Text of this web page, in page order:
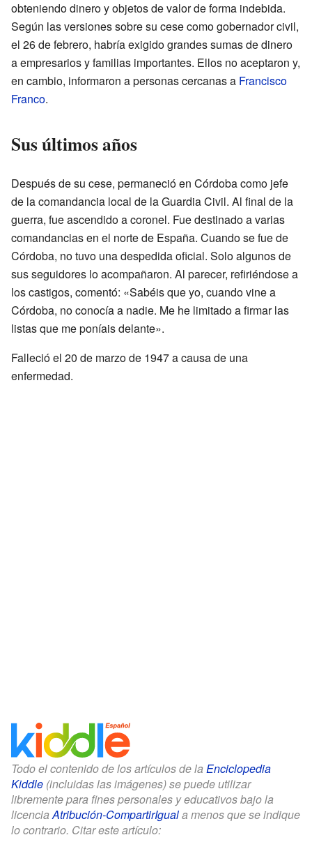
obteniendo dinero y objetos de valor de forma indebida.
Según las versiones sobre su cese como gobernador civil,
el 26 de febrero, habría exigido grandes sumas de dinero
a empresarios y familias importantes. Ellos no aceptaron y,
en cambio, informaron a personas cercanas a Francisco
Franco.
Sus últimos años
Después de su cese, permaneció en Córdoba como jefe
de la comandancia local de la Guardia Civil. Al final de la
guerra, fue ascendido a coronel. Fue destinado a varias
comandancias en el norte de España. Cuando se fue de
Córdoba, no tuvo una despedida oficial. Solo algunos de
sus seguidores lo acompañaron. Al parecer, refiriéndose a
los castigos, comentó: «Sabéis que yo, cuando vine a
Córdoba, no conocía a nadie. Me he limitado a firmar las
listas que me poníais delante».
Falleció el 20 de marzo de 1947 a causa de una
enfermedad.
Todo el contenido de los artículos de la Enciclopedia
Kiddle (incluidas las imágenes) se puede utilizar
libremente para fines personales y educativos bajo la
licenciaAtribución-CompartirIguala menos que se indique
lo contrario. Citar este artículo: